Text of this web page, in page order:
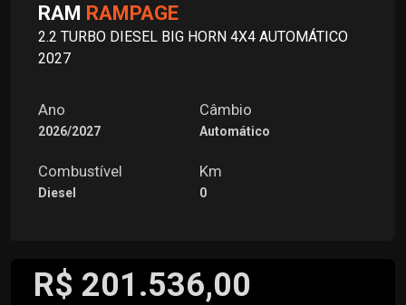
RAM RAMPAGE
2.2 TURBO DIESEL BIG HORN 4X4 AUTOMÁTICO
2027
Ano
2026/2027
Câmbio
Automático
Combustível
Diesel
Km
0
R$ 201.536,00